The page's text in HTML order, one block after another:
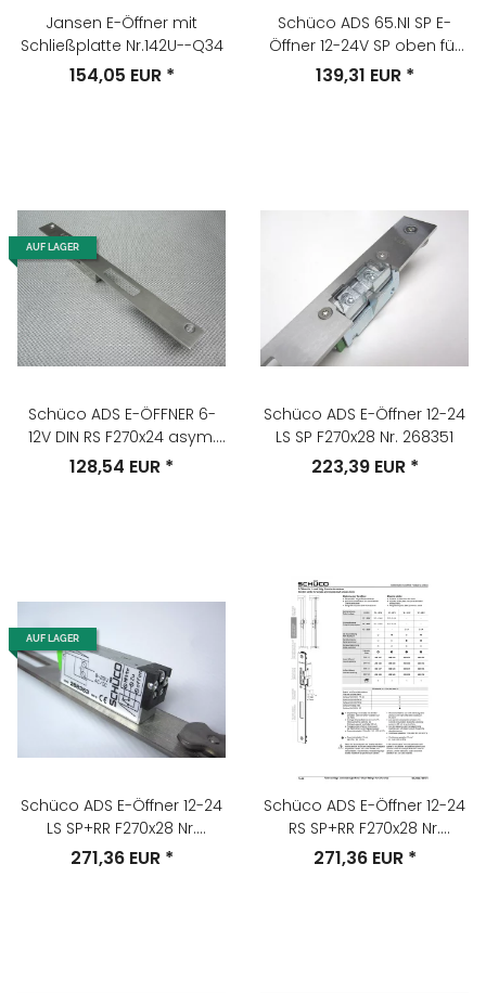
Jansen E-Öffner mit
Schließplatte Nr.142U--Q34
154,05 EUR *
Schüco ADS 65.NI SP E-
Öffner 12-24V SP oben für
Rauschschutztüren F93x28
139,31 EUR *
AUF LAGER
Schüco ADS E-ÖFFNER 6-
12V DIN RS F270x24 asym.
Momentkontakt, Nr. 239461
128,54 EUR *
Schüco ADS E-Öffner 12-24
LS SP F270x28 Nr. 268351
223,39 EUR *
AUF LAGER
Schüco ADS E-Öffner 12-24
LS SP+RR F270x28 Nr.
268353
271,36 EUR *
Schüco ADS E-Öffner 12-24
RS SP+RR F270x28 Nr.
268352
271,36 EUR *